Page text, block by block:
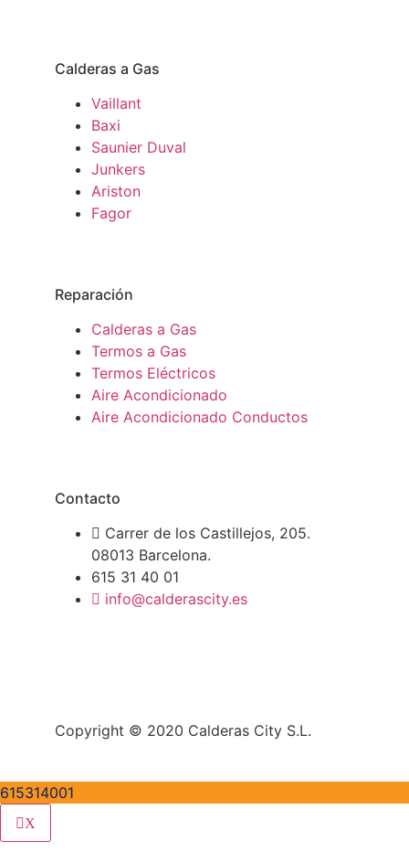
Calderas a Gas
Vaillant
Baxi
Saunier Duval
Junkers
Ariston
Fagor
Reparación
Calderas a Gas
Termos a Gas
Termos Eléctricos
Aire Acondicionado
Aire Acondicionado Conductos
Contacto
Carrer de los Castillejos, 205.
08013 Barcelona.
615 31 40 01
info@calderascity.es
Copyright © 2020 Calderas City S.L.
615314001
X